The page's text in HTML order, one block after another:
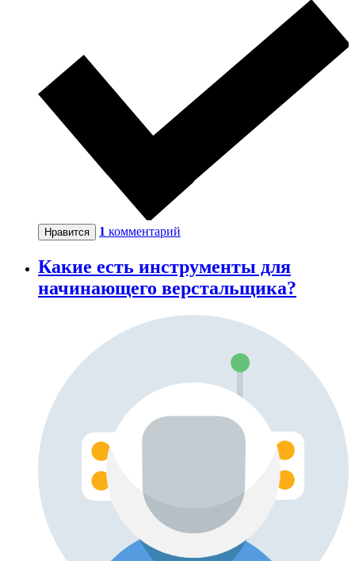
Нравится 1 комментарий
Какие есть инструменты для
начинающего верстальщика?